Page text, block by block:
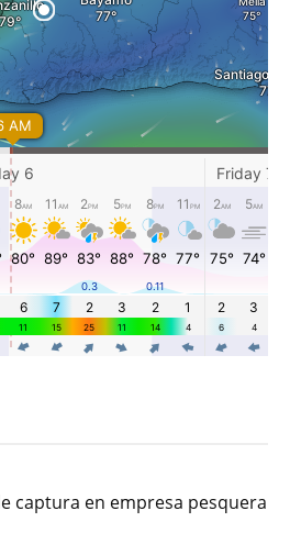
captura en empresa pesquera